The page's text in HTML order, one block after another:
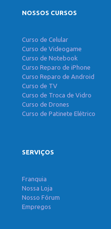
NOSSOS CURSOS
Curso de Celular
Curso de Videogame
Curso de Notebook
Curso Reparo de iPhone
Curso Reparo de Android
Curso de TV
Curso de Troca de Vidro
Curso de Drones
Curso de Patinete Elétrico
SERVIÇOS
Franquia
Nossa Loja
Nosso Fórum
Empregos